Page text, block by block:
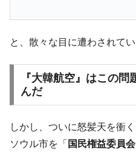
府県とは？
Fact1 今話題の「楽天ライ
Fact1
全て勝つといくら？
える賞金とは？
Fact1
発表から2日で大崩
なスーパーリーグとは？
と、散々な目に遭わされて
『大韓航空』はこの
んだ
しかし、ついに怒髪天を衝
ソウル市を「 国民権益委員会